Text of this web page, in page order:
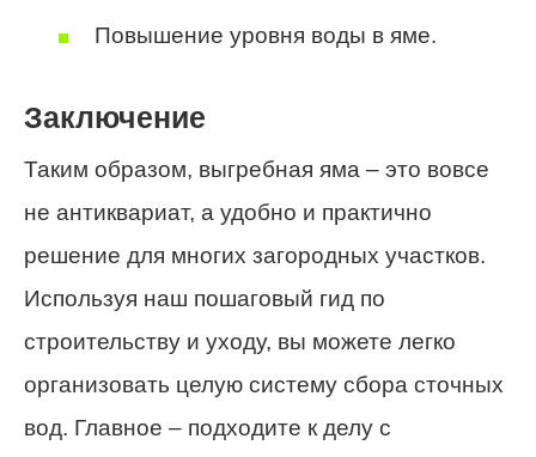
Повышение уровня воды в яме.
Заключение
Таким образом, выгребная яма – это вовсе
не антиквариат, а удобно и практично
решение для многих загородных участков.
Используя наш пошаговый гид по
строительству и уходу, вы можете легко
организовать целую систему сбора сточных
вод. Главное – подходите к делу с